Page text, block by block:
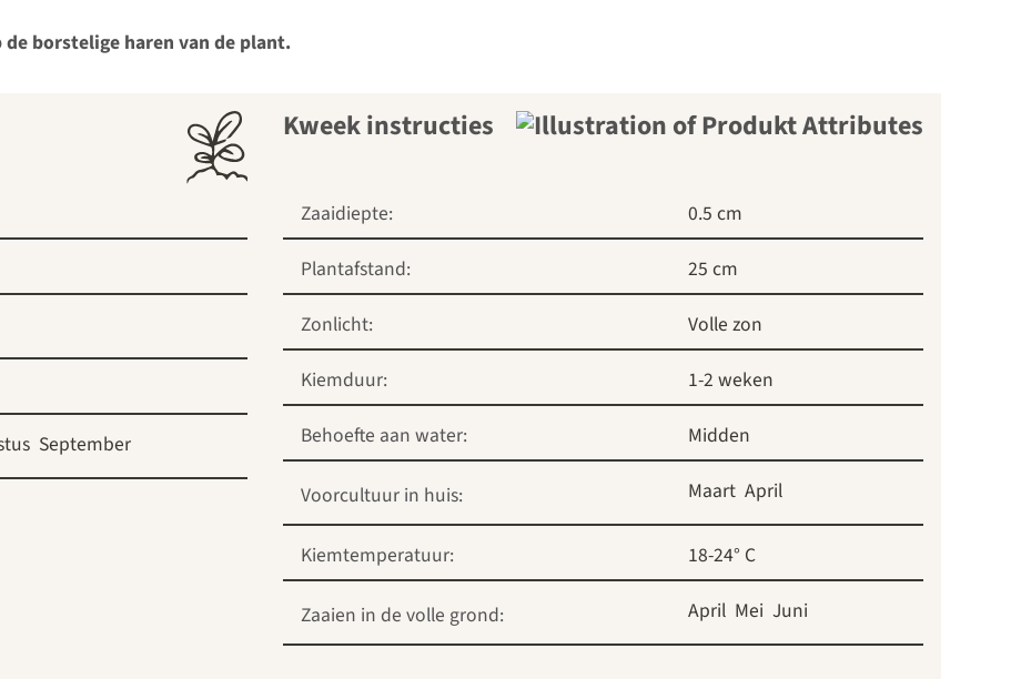
borstelige haren van de plant.
September
Kweek instructies
Zaaidiepte:
0.5 cm
Plantafstand:
25 cm
Zonlicht:
Volle zon
Kiemduur:
1-2 weken
Behoefte aan water:
Midden
Voorcultuur in huis: Maart April
Kiemtemperatuur: 18-24° C
Zaaien in de volle grond: April Mei Juni